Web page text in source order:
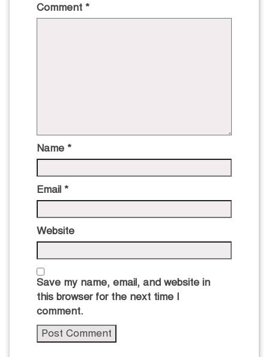
Comment *
Name *
Email *
Website
Save my name, email, and website in
this browser for the next time I
comment.